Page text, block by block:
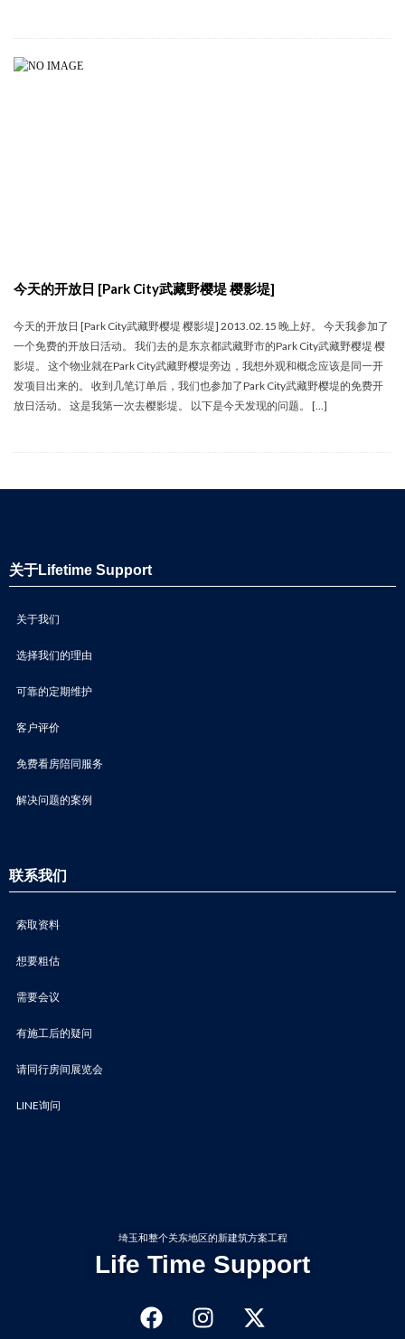
今天的开放日 [Park City武藏野樱堤 樱影堤]
今天的开放日 [Park City武藏野樱堤 樱影堤] 2013.02.15 晚上好。 今天我参加了
一个免费的开放日活动。 我们去的是东京都武藏野市的Park City武藏野樱堤 樱
影堤。 这个物业就在Park City武藏野樱堤旁边，我想外观和概念应该是同一开
发项目出来的。 收到几笔订单后，我们也参加了Park City武藏野樱堤的免费开
放日活动。 这是我第一次去樱影堤。 以下是今天发现的问题。 […]
关于Lifetime Support
关于我们
选择我们的理由
可靠的定期维护
客户评价
免费看房陪同服务
解决问题的案例
联系我们
索取资料
想要粗估
需要会议
有施工后的疑问
请同行房间展览会
LINE询问
埼玉和整个关东地区的新建筑方案工程
Life Time Support